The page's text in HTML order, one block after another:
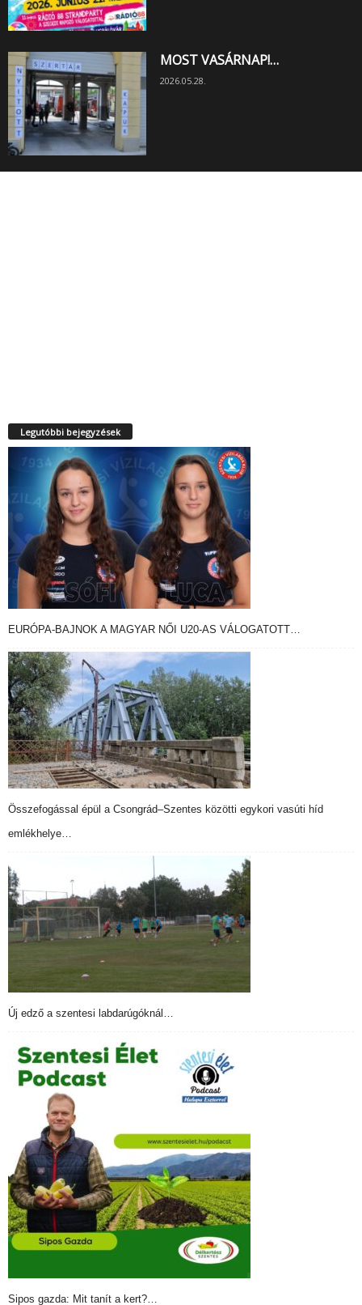
MOST VASÁRNAP!…
2026.05.28.
Legutóbbi bejegyzések
EURÓPA-BAJNOK A MAGYAR NŐI U20-AS VÁLOGATOTT…
Összefogással épül a Csongrád–Szentes közötti egykori vasúti híd
emlékhelye…
Új edző a szentesi labdarúgóknál…
Sipos gazda: Mit tanít a kert?…